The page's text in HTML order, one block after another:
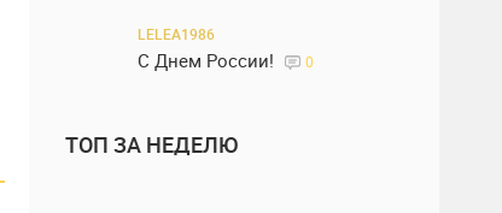
LELEA1986
С Днем России! 0
ТОП ЗА НЕДЕЛЮ